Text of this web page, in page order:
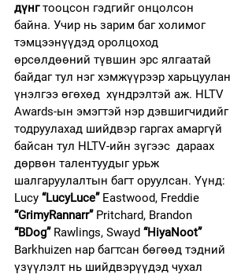
дүнг тооцсон гэдгийг онцолсон
байна. Учир нь зарим баг холимог
тэмцээнүүдэд оролцоход
өрсөлдөөний түвшин эрс ялгаатай
байдаг тул нэг хэмжүүрээр харьцуулан
үнэлгээ өгөхөд  хүндрэлтэй аж. HLTV
Awards-ын эмэгтэй нэр дэвшигчидийг
тодруулахад шийдвэр гаргах амаргүй
байсан тул HLTV-ийн зүгээс  дараах
дөрвөн талентуудыг урьж
шалгаруулалтын багт оруулсан. Үүнд:
Lucy “LucyLuce” Eastwood, Freddie
“GrimyRannarr” Pritchard, Brandon
“BDog” Rawlings, Swayd “HiyaNoot”
Barkhuizen нар багтсан бөгөөд тэдний
үзүүлэлт нь шийдвэрүүдэд чухал